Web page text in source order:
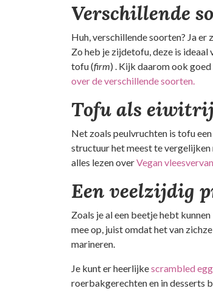
Verschillende
Huh, verschillende soorten? Ja
Zo heb je zijdetofu, deze is
tofu (firm) . Kijk daarom ook
over de verschillende soorten.
Tofu als
Net zoals peulvruchten is tofu
structuur het meest te
alles lezen overVegan
Een veelzijdig
Zoals je al een beetje hebt
mee op, juist omdat het van
marineren.
Je kunt er heerlijkescrambled
roerbakgerechten en in desserts